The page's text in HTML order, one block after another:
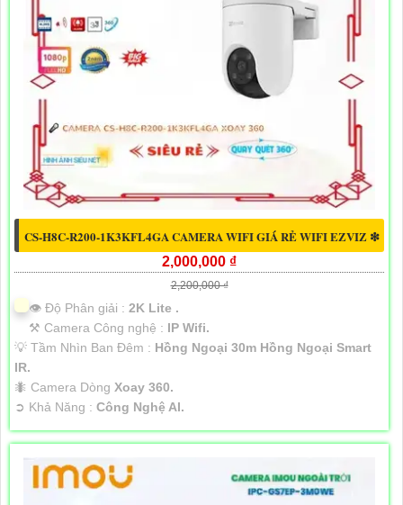
CS-H8C-R200-1K3KFL4GA CAMERA WIFI GIÁ RẺ WIFI EZVIZ ❇
2,000,000 ₫
2,200,000 ₫
👁 Độ Phân giải : 2K Lite .
⚒ Camera Công nghệ : IP Wifi.
💡 Tầm Nhìn Ban Đêm : Hồng Ngoại 30m Hồng Ngoại Smart
IR.
🐜 Camera Dòng Xoay 360.
️➲ Khả Năng : Công Nghệ AI.